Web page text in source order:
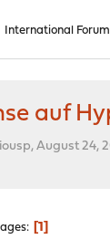
International
auf
August 24,
1